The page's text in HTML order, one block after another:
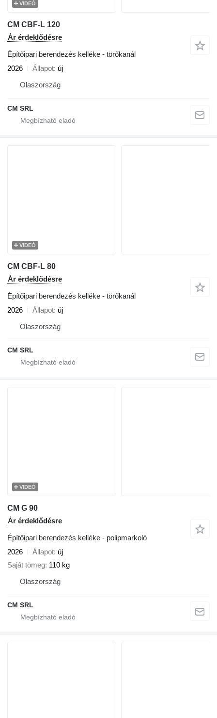
VIDEÓ
CM CBF-L 120
Ár érdeklődésre
Építőipari berendezés kelléke - törőkanál
2026
Állapot új
Olaszország
CM SRL
VIDEÓ
CM CBF-L 80
Ár érdeklődésre
Építőipari berendezés kelléke - törőkanál
2026
Állapot új
Olaszország
CM SRL
VIDEÓ
CM G 90
Ár érdeklődésre
Építőipari berendezés kelléke - polipmarkoló
2026
Állapot új
Saját tömeg 110 kg
Olaszország
CM SRL